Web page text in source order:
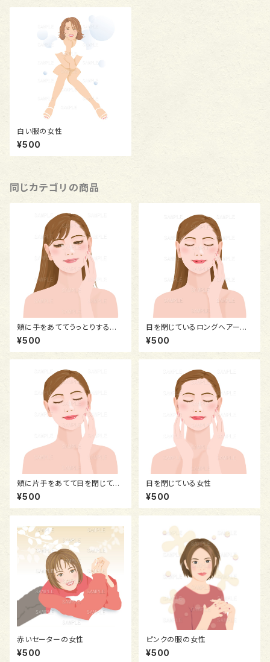
白い服の女性
¥500
同じカテゴリの商品
頬に手をあててうっとりする女
性
¥500
目を閉じているロングヘアーの
女性
¥500
頬に片手をあてて目を閉じてい
る女性
¥500
目を閉じている女性
¥500
赤いセーターの女性
¥500
ピンクの服の女性
¥500